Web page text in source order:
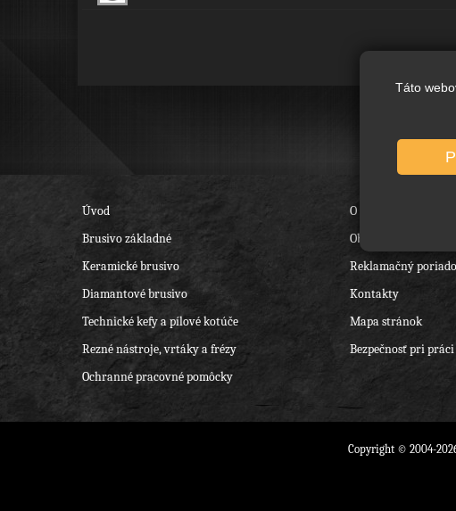
Táto
Úvod
Brusivo základné
Keramické brusivo
Diamantové brusivo
Technické kefy a pílové kotúče
Rezné nástroje, vrtáky a frézy
Ochranné pracovné pomôcky
O nás
Obchodné podmienky
Reklamačný
Kontakty
Mapa stránok
Bezpečnosť pri
Copyright © 2004-